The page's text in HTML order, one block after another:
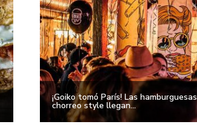
¡Goiko tomó París! Las hamburguesas
chorreo style llegan...